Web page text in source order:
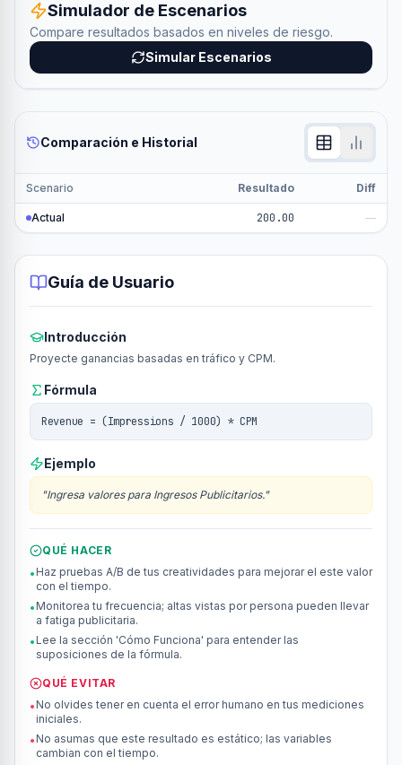
Simulador de Escenarios
Compare resultados basados en niveles de riesgo.
Simular Escenarios
Comparación e Historial
Scenario Resultado Diff
Actual 200.00 —
Guía de Usuario
Introducción
Proyecte ganancias basadas en tráfico y CPM.
Fórmula
Revenue = (Impressions / 1000) * CPM
Ejemplo
"Ingresa valores para Ingresos Publicitarios."
QUÉ HACER
• Haz pruebas A/B de tus creatividades para mejorar el este valor
con el tiempo.
• Monitorea tu frecuencia; altas vistas por persona pueden llevar
a fatiga publicitaria.
• Lee la sección 'Cómo Funciona' para entender las
suposiciones de la fórmula.
QUÉ EVITAR
• No olvides tener en cuenta el error humano en tus mediciones
iniciales.
• No asumas que este resultado es estático; las variables
cambian con el tiempo.